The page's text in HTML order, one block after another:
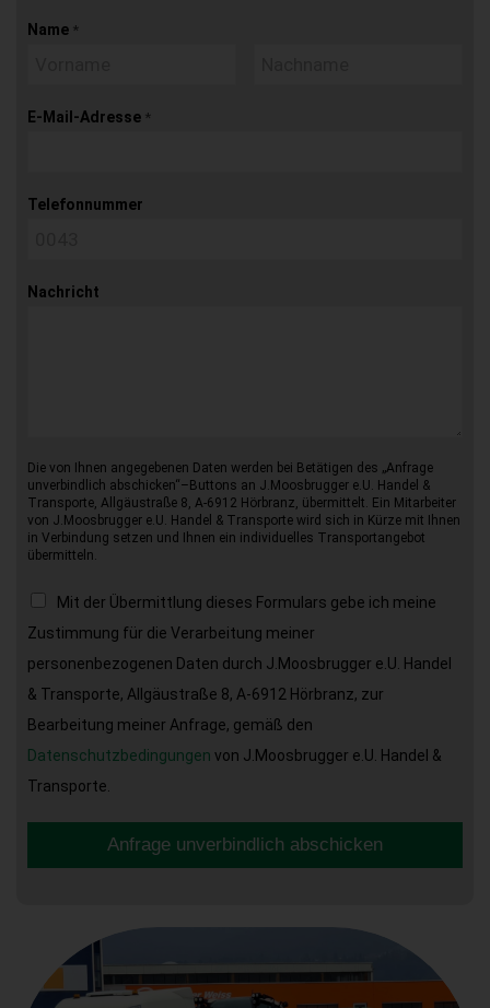
Name *
E-Mail-Adresse *
Telefonnummer
Nachricht
Die von Ihnen angegebenen Daten werden bei Betätigen des „Anfrage
unverbindlich abschicken“–Buttons an J.Moosbrugger e.U. Handel &
Transporte, Allgäustraße 8, A-6912 Hörbranz, übermittelt. Ein Mitarbeiter
von J.Moosbrugger e.U. Handel & Transporte wird sich in Kürze mit Ihnen
in Verbindung setzen und Ihnen ein individuelles Transportangebot
übermitteln.
Mit der Übermittlung dieses Formulars gebe ich meine
Zustimmung für die Verarbeitung meiner
personenbezogenen Daten durch J.Moosbrugger e.U. Handel
& Transporte, Allgäustraße 8, A-6912 Hörbranz, zur
Bearbeitung meiner Anfrage, gemäß den
Datenschutzbedingungen von J.Moosbrugger e.U. Handel &
Transporte.
Anfrage unverbindlich abschicken